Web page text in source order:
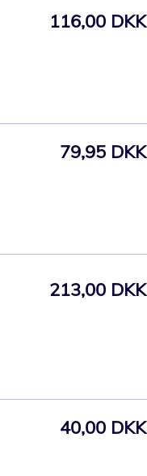
116,00 DKK
79,95 DKK
213,00 DKK
40,00 DKK